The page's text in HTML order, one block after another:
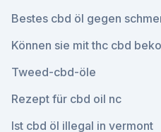
Bestes cbd öl gegen
Können sie mit thc cbd
Tweed-cbd-öle
Rezept für cbd oil nc
Ist cbd öl illegal in vermont